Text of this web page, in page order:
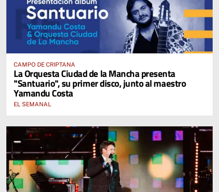
CAMPO DE CRIPTANA
La Orquesta Ciudad de la Mancha presenta
"Santuario", su primer disco, junto al maestro
Yamandu Costa
EL SEMANAL